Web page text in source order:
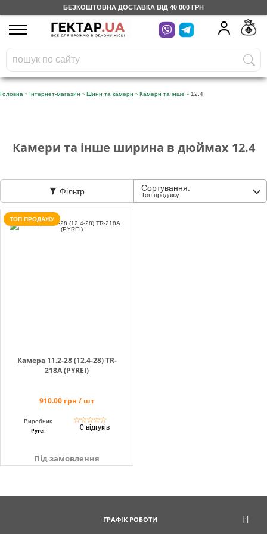
БЕЗКОШТОВНА ДОСТАВКА ВІД 40 000 ГРН
UA
На вашому
бонусному рахунку
грн
Безкоштовно по Україні
Категорії
Щоденник
Доставка
302
Безкоштовно
+38 (096) 733
733 0
Головна » Інтернет-магазин » Шини та камери » Камери та інше » 12.4
Камери та інше ширина в дюймах 12.4
Фільтр Сортування:
Топ продажу
ТОП ПРОДАЖУ
Камера 11.2-28 (12.4-28) TR-
218A (PYREI)
910.00 грн / шт
Виробник
Pyrei
☆☆☆☆☆
0 відгуків
Під замовлення
ГРАФІК РОБОТИ